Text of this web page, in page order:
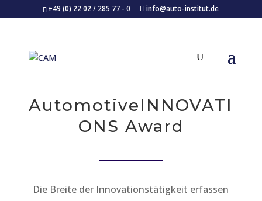
+49 (0) 22 02 / 285 77 - 0 info@auto-institut.de
AutomotiveINNOVATI
ONS Award
Die Breite der Innovationstätigkeit erfassen